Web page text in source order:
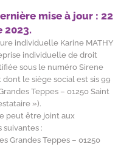
mise à jour : 22
2023.
individuelle Karine MATHY
individuelle de droit
sous le numéro Sirene
dont le siège social est sis 99
Teppes – 01250 Saint
»).
peut être joint aux
suivantes :
Grandes Teppes – 01250